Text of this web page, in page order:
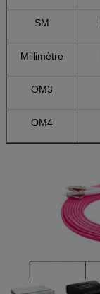
SM
Millimètre
OM3
OM4